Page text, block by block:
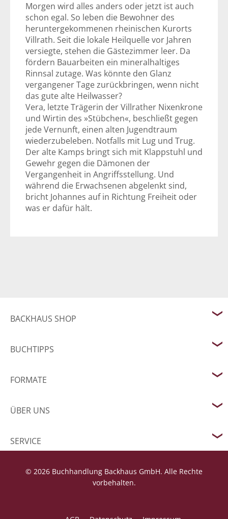
Morgen wird alles anders oder jetzt ist auch
schon egal. So leben die Bewohner des
heruntergekommenen rheinischen Kurorts
Villrath. Seit die lokale Heilquelle vor Jahren
versiegte, stehen die Gästezimmer leer. Da
fördern Bauarbeiten ein mineralhaltiges
Rinnsal zutage. Was könnte den Glanz
vergangener Tage zurückbringen, wenn nicht
das gute alte Heilwasser?
Vera, letzte Trägerin der Villrather Nixenkrone
und Wirtin des »Stübchen«, beschließt gegen
jede Vernunft, einen alten Jugendtraum
wiederzubeleben. Notfalls mit Lug und Trug.
Der alte Kamps bringt sich mit Klappstuhl und
Gewehr gegen die Dämonen der
Vergangenheit in Angriffsstellung. Und
während die Erwachsenen abgelenkt sind,
bricht Johannes auf in Richtung Freiheit oder
was er dafür hält.
BACKHAUS SHOP
BUCHTIPPS
FORMATE
ÜBER UNS
SERVICE
© 2026 Buchhandlung Backhaus GmbH. Alle Rechte
vorbehalten.